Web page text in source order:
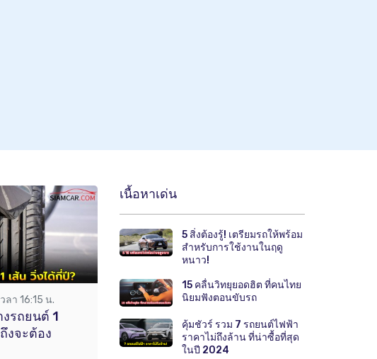
ลา 16:15 น.
รถยนต์ 1
งจะต้อง
เนื้อหาเด่น
5 สิ่งต้องรู้! เตรียมรถให้พร้อม
สำหรับการใช้งานในฤดู
หนาว!
15 คลื่นวิทยุยอดฮิต ที่คนไทย
นิยมฟังตอนขับรถ
คุ้มชัวร์ รวม 7 รถยนต์ไฟฟ้า
ราคาไม่ถึงล้าน ที่น่าซื้อที่สุด
ในปี 2024